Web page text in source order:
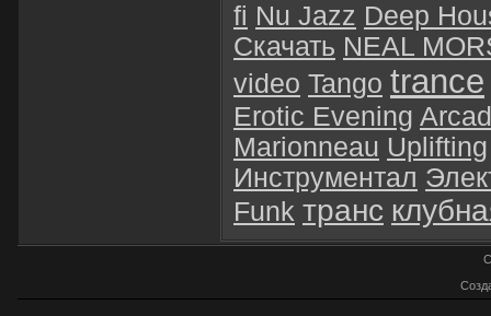
fi Nu Jazz Deep
Скачать NEAL
video Tango trance
Erotic Evening
Marionneau Uplifting
Инструментал
Funk транс